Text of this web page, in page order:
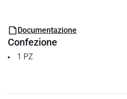
Documentazione
Confezione
1 PZ